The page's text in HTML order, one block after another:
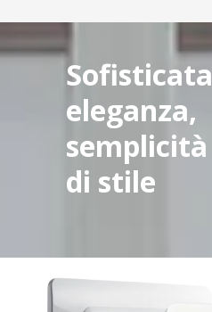
Sofisticata
eleganza,
semplicità
di stile